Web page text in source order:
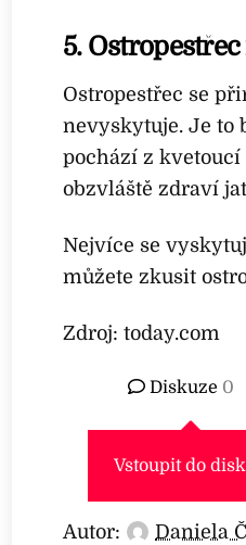
5.
Ostropestřec se
nevyskytuje. Je to
pochází z kvetoucí
obzvláště zdraví
Nejvíce se
můžete zkusit
Zdroj: today.com
Diskuze 0
Vstoupit do
Autor: Daniela